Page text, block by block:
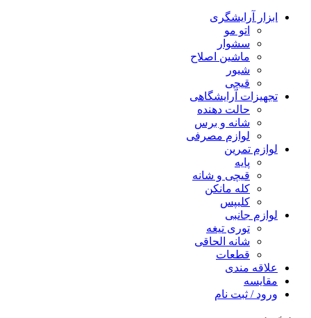
ابزار آرایشگری
اتو مو
سشوار
ماشین اصلاح
شیور
قیچی
تجهیزات آرایشگاهی
حالت دهنده
شانه و برس
لوازم مصرفی
لوازم تمرین
پایه
قیچی و شانه
کله مانکن
کلیپس
لوازم جانبی
توری تیغه
شانه الحاقی
قطعات
علاقه مندی
مقایسه
ورود / ثبت نام